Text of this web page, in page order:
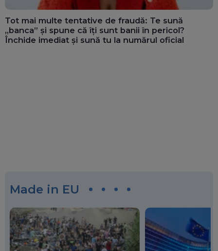
Tot mai multe tentative de fraudă: Te sună
„banca” și spune că îți sunt banii în pericol?
Închide imediat și sună tu la numărul oficial
Made in EU